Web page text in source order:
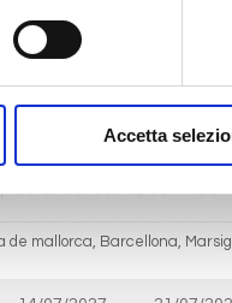
Accetta
Mediterraneo8 giorni
daCivitavecchiaconMSC
de mallorca, Barcellona,